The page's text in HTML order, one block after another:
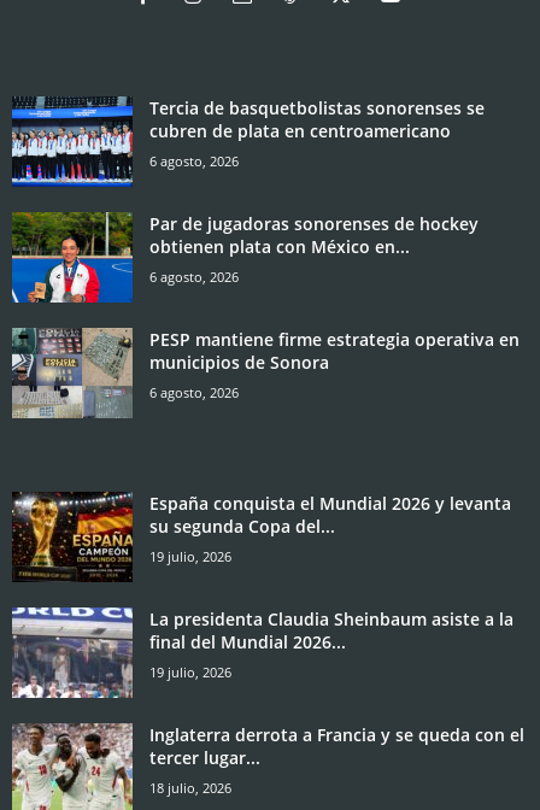
Tercia de basquetbolistas sonorenses se
cubren de plata en centroamericano
6 agosto, 2026
Par de jugadoras sonorenses de hockey
obtienen plata con México en...
6 agosto, 2026
PESP mantiene firme estrategia operativa en
municipios de Sonora
6 agosto, 2026
España conquista el Mundial 2026 y levanta
su segunda Copa del...
19 julio, 2026
La presidenta Claudia Sheinbaum asiste a la
final del Mundial 2026...
19 julio, 2026
Inglaterra derrota a Francia y se queda con el
tercer lugar...
18 julio, 2026